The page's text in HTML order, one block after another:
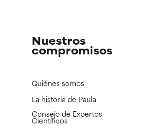
Nuestros
compromisos
Quiénes somos
La historia de Paula
Consejo de Expertos
Científicos